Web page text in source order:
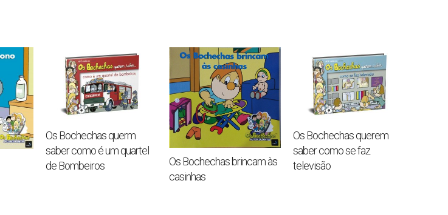
Os Bochechas querm
saber como é um quartel
de Bombeiros
Os Bochechas brincam às
casinhas
Os Bochechas querem
saber como se faz
televisão